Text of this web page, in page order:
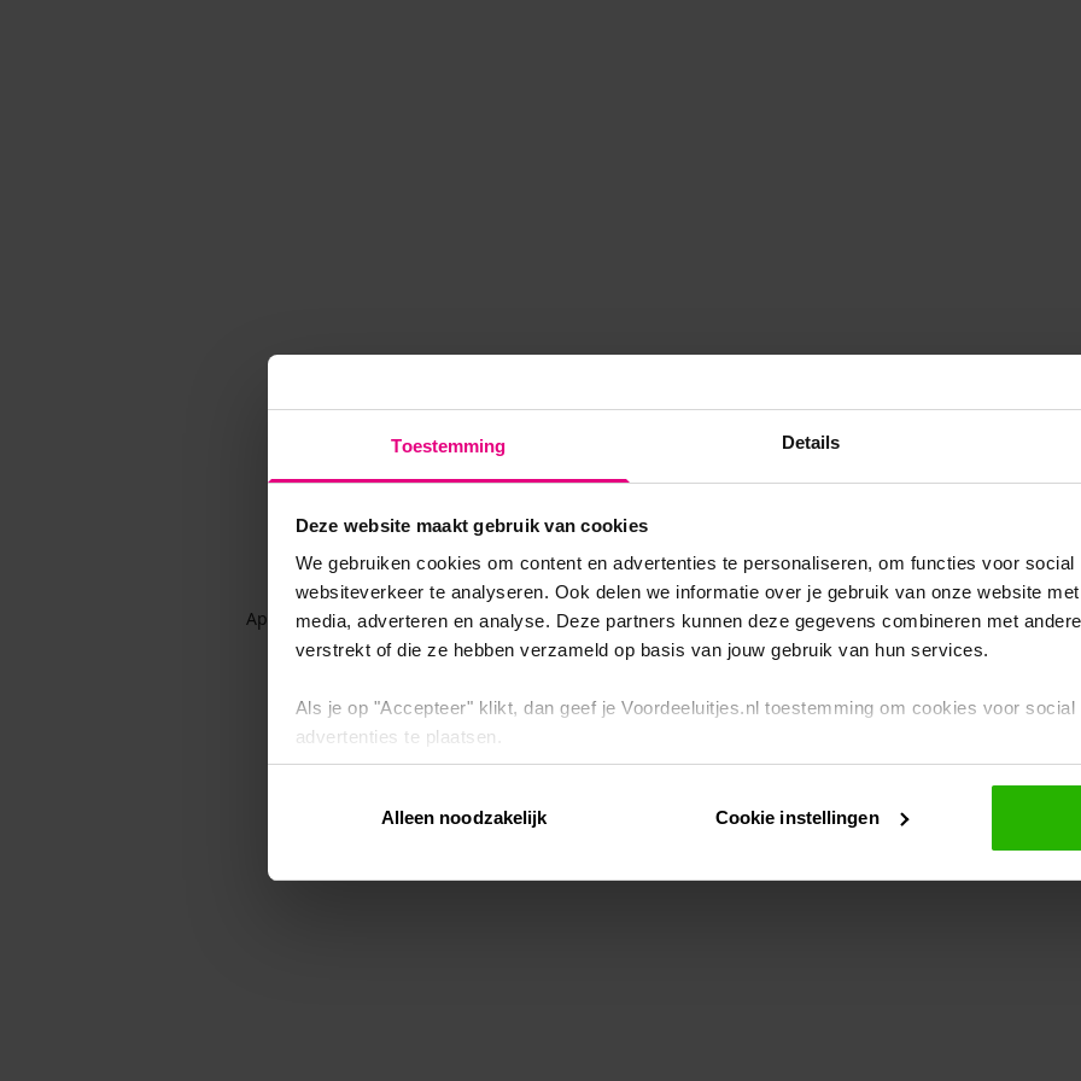
Toestemming Details
Deze website maakt gebruik van cookies
We gebruiken cookies om content en advertenties te personaliseren, om functies voor
websiteverkeer te analyseren. Ook delen we informatie over je gebruik van onze website
media, adverteren en analyse. Deze partners kunnen deze gegevens combineren met
verstrekt of die ze hebben verzameld op basis van jouw gebruik van hun services.
Als je op "Accepteer" klikt, dan geef je Voordeeluitjes.nl toestemming om cookies voor
advertenties te plaatsen.
Via "Cookie instellingen" kun je ook zelf instellen welke cookies worden geplaatst. Je kunt je
intrekken op onscookiebeleid.
Alleen noodzakelijk Cookie instellingen
Application error: a client-side exception has occurred while loadingwww.voordeeluitjes.nl (see the